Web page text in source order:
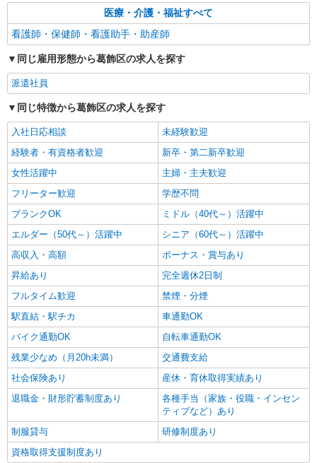
医療・介護・福祉すべて
看護師・保健師・看護助手・助産師
同じ雇用形態から葛飾区の求人を探す
派遣社員
同じ特徴から葛飾区の求人を探す
入社日応相談
未経験歓迎
経験者・有資格者歓迎
新卒・第二新卒歓迎
女性活躍中
主婦・主夫歓迎
フリーター歓迎
学歴不問
ブランクOK
ミドル（40代～）活躍中
エルダー（50代～）活躍中
シニア（60代～）活躍中
高収入・高額
ボーナス・賞与あり
昇給あり
完全週休2日制
フルタイム歓迎
禁煙・分煙
駅直結・駅チカ
車通勤OK
バイク通勤OK
自転車通勤OK
残業少なめ（月20h未満）
交通費支給
社会保険あり
産休・育休取得実績あり
退職金・財形貯蓄制度あり
各種手当（家族・役職・インセン
ティブなど）あり
制服貸与
研修制度あり
資格取得支援制度あり